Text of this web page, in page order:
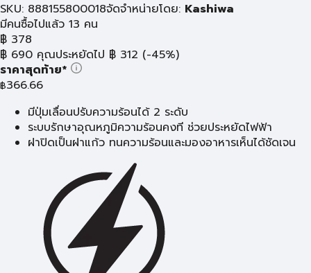
SKU: 888155800018จัดจำหน่ายโดย: Kashiwa
มีคนซื้อไปแล้ว 13 คน
฿ 378
฿ 690 คุณประหยัดไป ฿ 312 (-45%)
ราคาสุดท้าย*
฿366.66
มีปุ่มเลื่อนปรับความร้อนได้ 2 ระดับ
ระบบรักษาอุณหภูมิความร้อนคงที ช่วยประหยัดไฟฟ้า
ฝาปิดเป็นฝาแก้ว ทนความร้อนและมองอาหารเห็นได้ชัดเจน